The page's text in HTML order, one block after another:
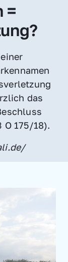
=
das
O 175/18).